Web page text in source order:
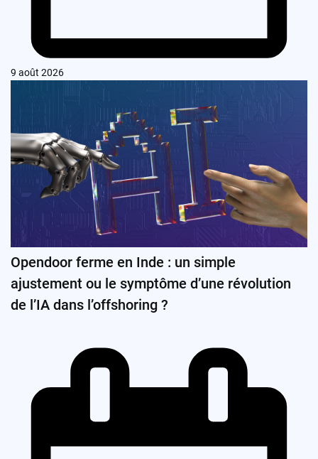
9 août 2026
Opendoor ferme en Inde : un simple
ajustement ou le symptôme d’une révolution
de l’IA dans l’offshoring ?